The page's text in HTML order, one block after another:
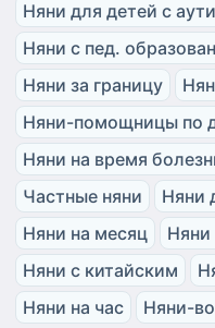
Няни для детей с
Няни с пед.
Няни за границу
Няни-помощницы по
Няни на время
Частные няни
Няни
Няни на месяц
Няни
Няни с китайским
Няни на час
Няни-